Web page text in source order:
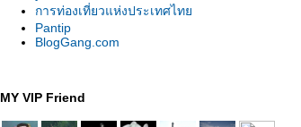
การท่องเที่ยวแห่งประเทศไท
Pantip
BlogGang.com
MY VIP Friend